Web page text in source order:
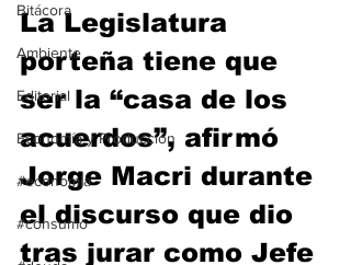
Bitácora
Ambiente
Editorial
Economía y Producción
#economia
#consumo
La Legislatura
porteña tiene que
ser la “casa de los
acuerdos”, afirmó
Jorge Macri durante
el discurso que dio
tras jurar como Jefe